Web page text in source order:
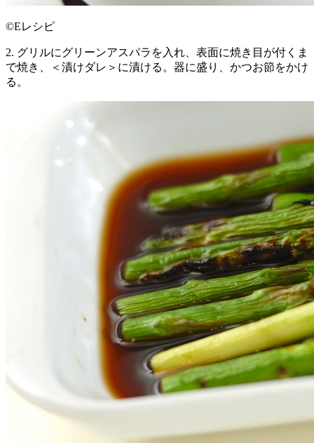
©Eレシピ
2. グリルにグリーンアスパラを入れ、表面に焼き目が付くま
で焼き、＜漬けダレ＞に漬ける。器に盛り、かつお節をかけ
る。